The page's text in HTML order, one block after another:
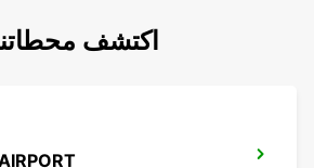
اكتشف